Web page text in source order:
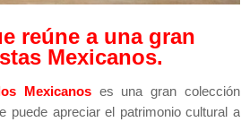
reúne a una gran
Mexicanos.
Mexicanoses una gran colección
puede apreciar el patrimonio cultural a